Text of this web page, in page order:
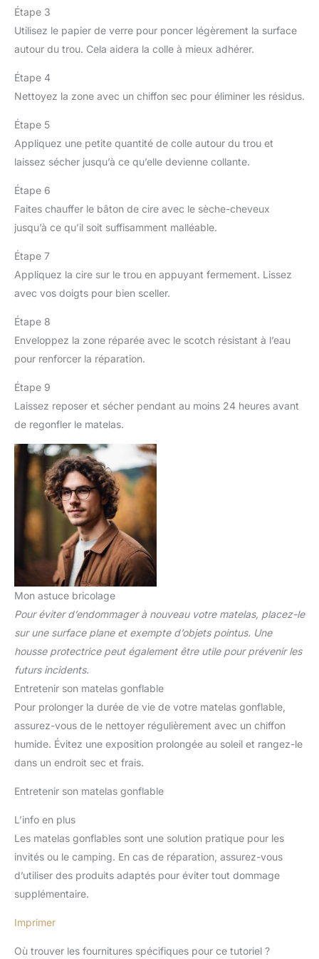
Étape 3
Utilisez le papier de verre pour poncer légèrement la surface
autour du trou. Cela aidera la colle à mieux adhérer.
Étape 4
Nettoyez la zone avec un chiffon sec pour éliminer les résidus.
Étape 5
Appliquez une petite quantité de colle autour du trou et
laissez sécher jusqu’à ce qu’elle devienne collante.
Étape 6
Faites chauffer le bâton de cire avec le sèche-cheveux
jusqu’à ce qu’il soit suffisamment malléable.
Étape 7
Appliquez la cire sur le trou en appuyant fermement. Lissez
avec vos doigts pour bien sceller.
Étape 8
Enveloppez la zone réparée avec le scotch résistant à l’eau
pour renforcer la réparation.
Étape 9
Laissez reposer et sécher pendant au moins 24 heures avant
de regonfler le matelas.
Mon astuce bricolage
Pour éviter d’endommager à nouveau votre matelas, placez-le
sur une surface plane et exempte d’objets pointus. Une
housse protectrice peut également être utile pour prévenir les
futurs incidents.
Entretenir son matelas gonflable
Pour prolonger la durée de vie de votre matelas gonflable,
assurez-vous de le nettoyer régulièrement avec un chiffon
humide. Évitez une exposition prolongée au soleil et rangez-le
dans un endroit sec et frais.
Entretenir son matelas gonflable
L’info en plus
Les matelas gonflables sont une solution pratique pour les
invités ou le camping. En cas de réparation, assurez-vous
d’utiliser des produits adaptés pour éviter tout dommage
supplémentaire.
Imprimer
Où trouver les fournitures spécifiques pour ce tutoriel ?